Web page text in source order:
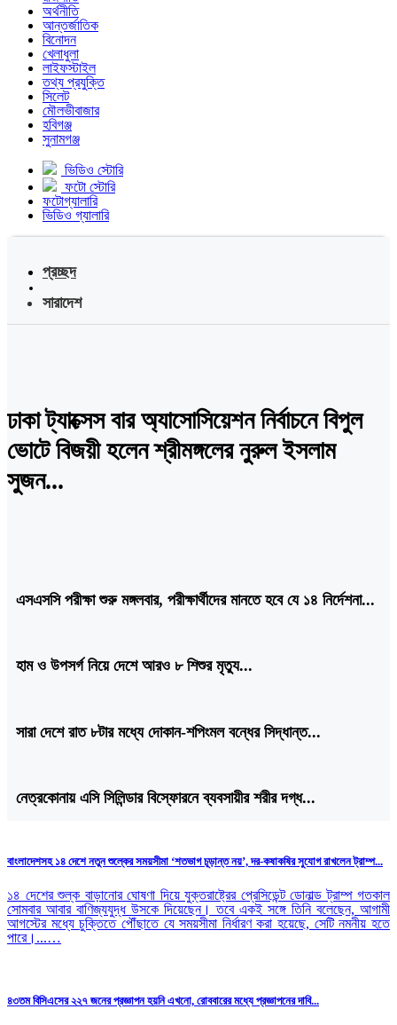
অর্থনীতি
আন্তর্জাতিক
বিনোদন
খেলাধুলা
লাইফস্টাইল
তথ্য প্রযুক্তি
সিলেট
মৌলভীবাজার
হবিগঞ্জ
সুনামগঞ্জ
ভিডিও স্টোরি
ফটো স্টোরি
ফটোগ্যালারি
ভিডিও গ্যালারি
প্রচ্ছদ
সারাদেশ
ঢাকা ট্যাক্সেস বার অ্যাসোসিয়েশন নির্বাচনে বিপুল
ভোটে বিজয়ী হলেন শ্রীমঙ্গলের নুরুল ইসলাম
সুজন...
এসএসসি পরীক্ষা শুরু মঙ্গলবার, পরীক্ষার্থীদের মানতে হবে যে ১৪ নির্দেশনা...
হাম ও উপসর্গ নিয়ে দেশে আরও ৮ শিশুর মৃত্যু...
সারা দেশে রাত ৮টার মধ্যে দোকান-শপিংমল বন্ধের সিদ্ধান্ত...
নেত্রকোনায় এসি সিলিন্ডার বিস্ফোরনে ব্যবসায়ীর শরীর দগ্ধ...
বাংলাদেশসহ ১৪ দেশে নতুন শুল্কের সময়সীমা ‘শতভাগ চূড়ান্ত নয়’, দর-কষাকষির সুযোগ রাখলেন ট্রাম্প...
১৪ দেশের শুল্ক বাড়ানোর ঘোষণা দিয়ে যুক্তরাষ্ট্রের প্রেসিডেন্ট ডোনাল্ড ট্রাম্প গতকাল
সোমবার আবার বাণিজ্যযুদ্ধ উসকে দিয়েছেন। তবে একই সঙ্গে তিনি বলেছেন, আগামী
আগস্টের মধ্যে চুক্তিতে পৌঁছাতে যে সময়সীমা নির্ধারণ করা হয়েছে, সেটি নমনীয় হতে
পারে।...…
৪৩তম বিসিএসের ২২৭ জনের প্রজ্ঞাপন হয়নি এখনো, রোববারের মধ্যে প্রজ্ঞাপনের দাবি...